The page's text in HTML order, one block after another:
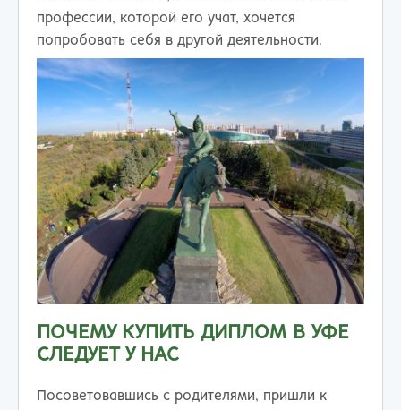
профессии, которой его учат, хочется
попробовать себя в другой деятельности.
ПОЧЕМУ КУПИТЬ ДИПЛОМ В УФЕ
СЛЕДУЕТ У НАС
Посоветовавшись с родителями, пришли к